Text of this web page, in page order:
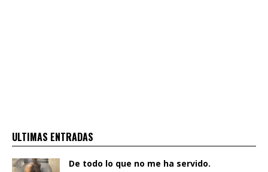
ULTIMAS ENTRADAS
De todo lo que no me ha servido.